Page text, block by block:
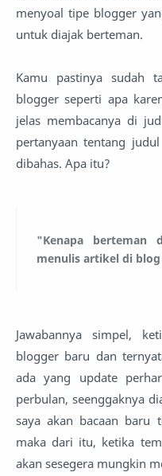
menyoal tipe blogger
untuk diajak berteman.
Kamu pastinya sudah
blogger seperti apa
jelas membacanya di
pertanyaan tentang
dibahas. Apa itu?
"Kenapa berteman
menulis artikel di
Jawabannya simpel,
blogger baru dan
ada yang update
perbulan, seenggaknya
saya akan bacaan baru
maka dari itu, ketika
akan sesegera mungkin